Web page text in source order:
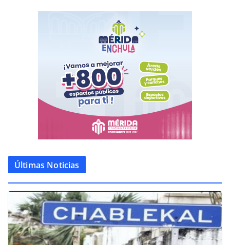
Últimas Noticias